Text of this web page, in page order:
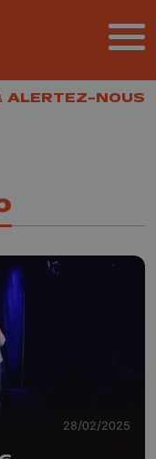
NOUS
ALERTEZ-NOUS
28/02/2025